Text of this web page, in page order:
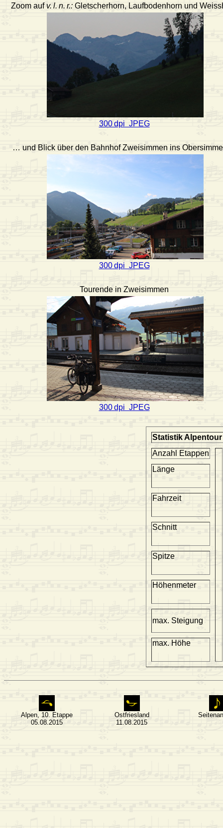
Zoom aufv. l. n. r.: Gletscherhorn, Laufbodenhorn und
300 dpi JPEG
… und Blick über den Bahnhof Zweisimmen ins
300 dpi JPEG
Tourende in Zweisimmen
300 dpi JPEG
Statistik Alpentour
Anzahl Etappen
Länge
Fahrzeit
Schnitt
Spitze
Höhenmeter
max. Steigung
max. Höhe
Alpen, 10. Etappe
05.08.2015
Ostfriesland
11.08.2015